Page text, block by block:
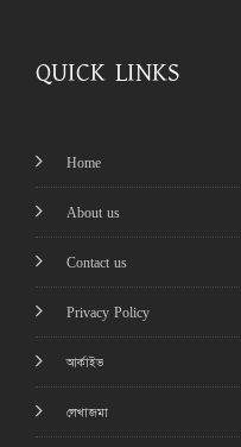
QUICK LINKS
Home
About us
Contact us
Privacy Policy
আর্কাইভ
লেখাজমা